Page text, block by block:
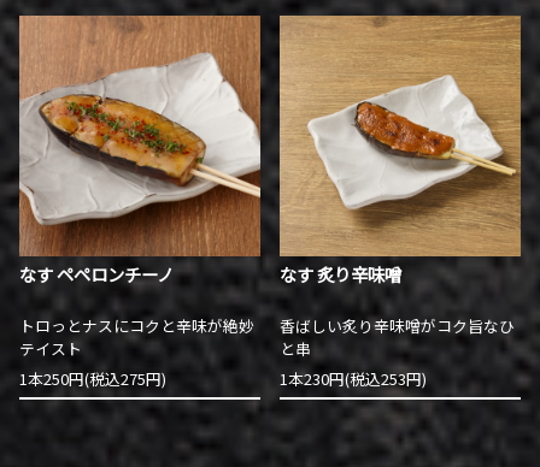
なす ペペロンチーノ
トロっとナスにコクと辛味が絶妙
テイスト
1本250円(税込275円)
なす 炙り辛味噌
香ばしい炙り辛味噌がコク旨なひ
と串
1本230円(税込253円)